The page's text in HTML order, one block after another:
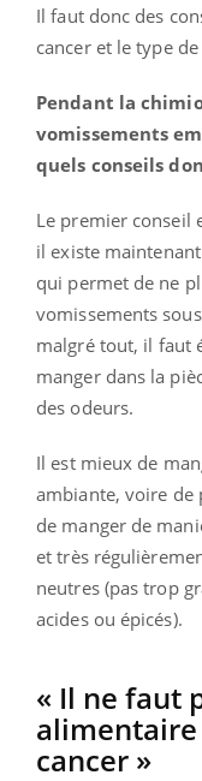
Il faut donc des
cancer et le type
Pendant la
vomissements
quels conseils
Le premier conseil
il existe
qui permet de ne
vomissements
malgré tout, il faut
manger dans la
des odeurs.
Il est mieux de
ambiante, voire de
de manger de
et très
neutres (pas trop
acides ou épicés).
« Il ne faut
cancer »